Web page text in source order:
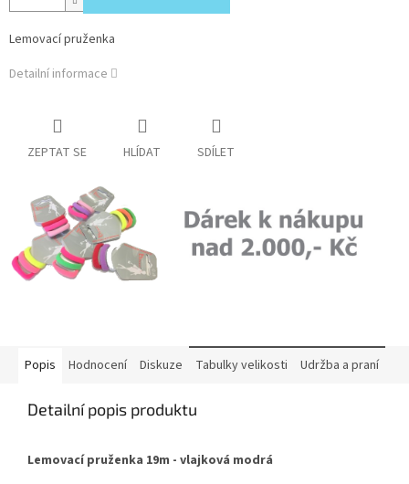
Lemovací pruženka
Detailní informace
ZEPTAT SE HLÍDAT SDÍLET
Popis Hodnocení Diskuze Tabulky velikosti Udržba a praní
Detailní popis produktu
Lemovací pruženka 19m - vlajková modrá